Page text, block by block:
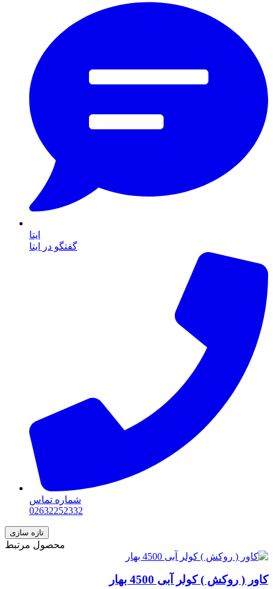
ایتا
گفتگو در ایتا
شماره تماس
02632252332
محصول مرتبط
کاور ( روکش ) کولر آبی 4500 بهار